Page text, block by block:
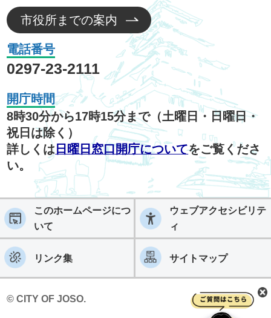
市役所までの案内
電話番号
0297-23-2111
開庁時間
8時30分から17時15分まで（土曜日・日曜日・
祝日は除く）
詳しくは 日曜日窓口開庁についてをご覧くださ
い。
このホームページにつ
いて
ウェブアクセシビリテ
ィ
リンク集 サイトマップ
© CITY OF JOSO.